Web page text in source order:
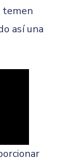
temen
así una